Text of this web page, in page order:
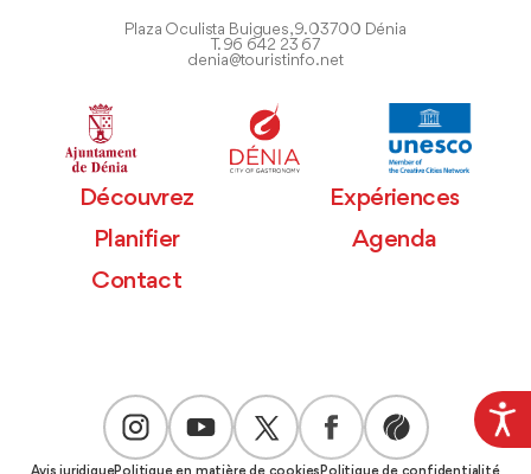
Plaza Oculista Buigues, 9. 03700 Dénia
T. 96 642 23 67
denia@touristinfo.net
Découvrez
Expériences
Planifier
Agenda
Contact